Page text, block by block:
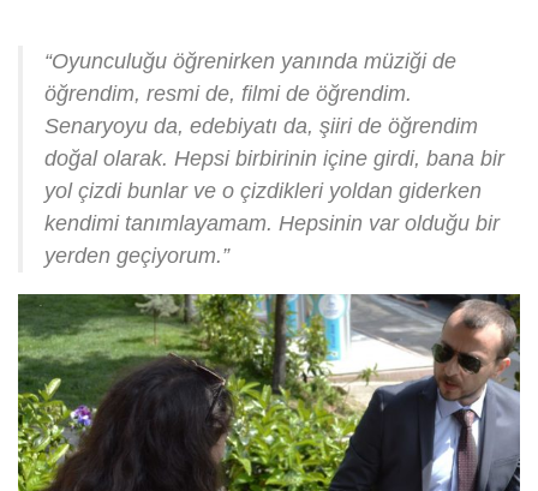
“Oyunculuğu öğrenirken yanında müziği de
öğrendim, resmi de, filmi de öğrendim.
Senaryoyu da, edebiyatı da, şiiri de öğrendim
doğal olarak. Hepsi birbirinin içine girdi, bana bir
yol çizdi bunlar ve o çizdikleri yoldan giderken
kendimi tanımlayamam. Hepsinin var olduğu bir
yerden geçiyorum.”